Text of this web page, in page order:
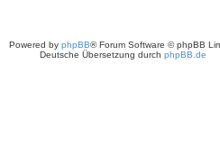
Powered by phpBB® Forum Software © phpBB
Deutsche Übersetzung durch phpBB.de